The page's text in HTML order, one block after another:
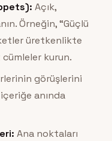
Açık,
Örneğin, “Güçlü
üretkenlikte
kurun.
görüşlerini
anında
Ana noktaları